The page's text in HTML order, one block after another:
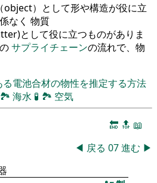
object）として形や構造が役に立
なく 物質
として役に立つものがありま
サプライチェーンの流れで、物
電池合材の物性を推定する方法
🏞 海水 🧪 🏞 空気
🔚 🔝 📖
◀ 戻る 07進む ▶